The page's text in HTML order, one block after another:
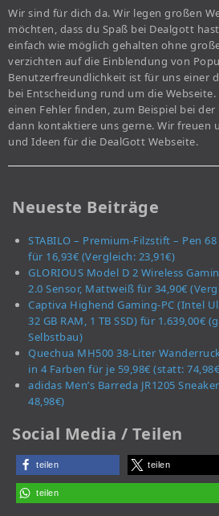
Wir sind für dich da. Wir legen großen
möchten, dass du Spaß bei Dealgott
einfach wie möglich gehalten ohne
verzichten auf die Einblendung von
Benutzerfreundlichkeit ist für uns einer
bei Entscheidung rund um die
einen Fehler finden, zum Beispiel bei
dann kontaktiere uns gerne. Wir freuen
und Ideen für die DealGott Webseite.
Neueste Beiträge
STABILO – Premium-Filzstift – Pen 68
für 16,93€ (Vergleich: 23,91€)
GLORIOUS Model D 2 Wireless
2.0 Sensor, Mattweiß für 34,90€
Captiva Highend Gaming-PC (Intel
32 GB RAM, 1 TB SSD) für 1.639,00€
Selbstbau)
Quechua MH500 38-Liter
in 4 Farben für je 59,98€ (statt:
adidas Men’s Barreda JR1205
48,98€)
Social Media / Teilen
teilen teilen
teilen